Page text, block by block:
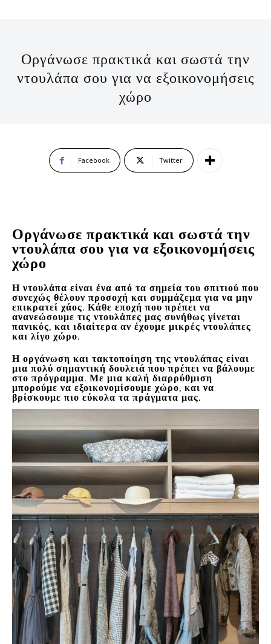
Οργάνωσε πρακτικά και σωστά την
ντουλάπα σου για να εξοικονομήσεις
χώρο
Facebook Twitter
Οργάνωσε πρακτικά και σωστά την
ντουλάπα σου για να εξοικονομήσεις
χώρο
Η ντουλάπα είναι ένα από τα σημεία του σπιτιού που
συνεχώς θέλουν προσοχή και συμμάζεμα για να μην
επικρατεί χάος. Κάθε εποχή που πρέπει να
ανανεώσουμε τις ντουλάπες μας συνήθως γίνεται
πανικός, και ιδιαίτερα αν έχουμε μικρές ντουλάπες
και λίγο χώρο.
Η οργάνωση και τακτοποίηση της ντουλάπας είναι
μια πολύ σημαντική δουλειά που πρέπει να βάλουμε
στο πρόγραμμα. Με μια καλή διαρρύθμιση
μπορούμε να εξοικονομίσουμε χώρο, και να
βρίσκουμε πιο εύκολα τα πράγματα μας.